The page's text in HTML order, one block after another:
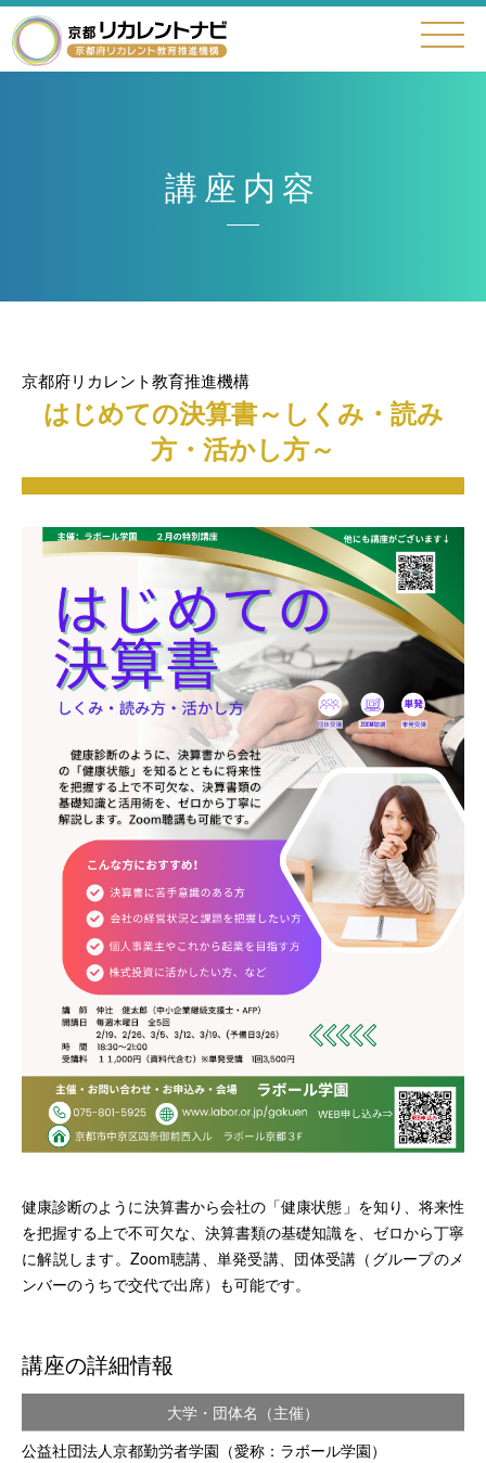
講座内容
京都府リカレント教育推進機構
はじめての決算書～しくみ・読み
方・活かし方～
健康診断のように決算書から会社の「健康状態」を知り、将来性
を把握する上で不可欠な、決算書類の基礎知識を、ゼロから丁寧
に解説します。Zoom聴講、単発受講、団体受講（グループのメ
ンバーのうちで交代で出席）も可能です。
講座の詳細情報
大学・団体名（主催）
公益社団法人京都勤労者学園（愛称：ラボール学園）